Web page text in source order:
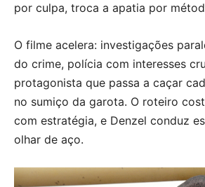
por culpa, troca a apatia por
O filme acelera: investigações
do crime, polícia com interesses
protagonista que passa a caçar
no sumiço da garota. O roteiro
com estratégia, e Denzel conduz
olhar de aço.